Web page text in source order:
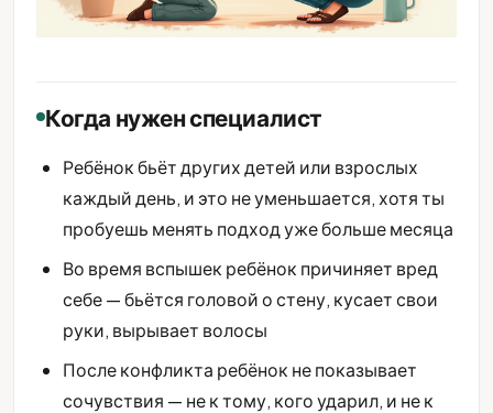
Когда нужен специалист
Ребёнок бьёт других детей или взрослых
каждый день, и это не уменьшается, хотя ты
пробуешь менять подход уже больше месяца
Во время вспышек ребёнок причиняет вред
себе — бьётся головой о стену, кусает свои
руки, вырывает волосы
После конфликта ребёнок не показывает
сочувствия — не к тому, кого ударил, и не к